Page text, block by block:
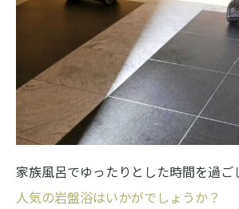
家族風呂でゆったりとした時間を過ご
人気の岩盤浴はいかがでしょうか？